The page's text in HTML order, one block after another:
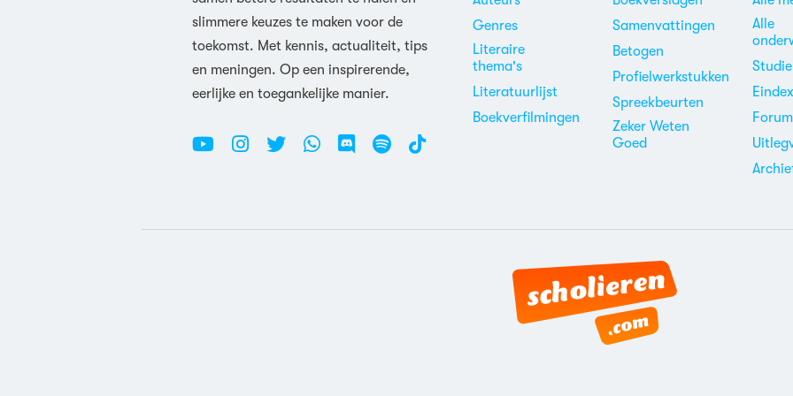
slimmere keuzes te maken voor de
toekomst. Met kennis, actualiteit, tips
en meningen. Op een inspirerende,
eerlijke en toegankelijke manier.
Genres
Literaire
thema's
Literatuurlijst
Boekverfilmingen
Samenvattingen
Betogen
Profielwerkstukken
Spreekbeurten
Zeker Weten
Goed
Alle
Forum